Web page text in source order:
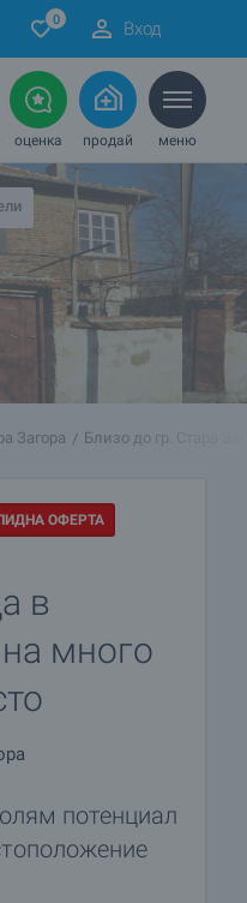
0 Вход
оценка продай меню
Загора Близо до гр. Стара
ОФЕРТА
в
много
потенциал